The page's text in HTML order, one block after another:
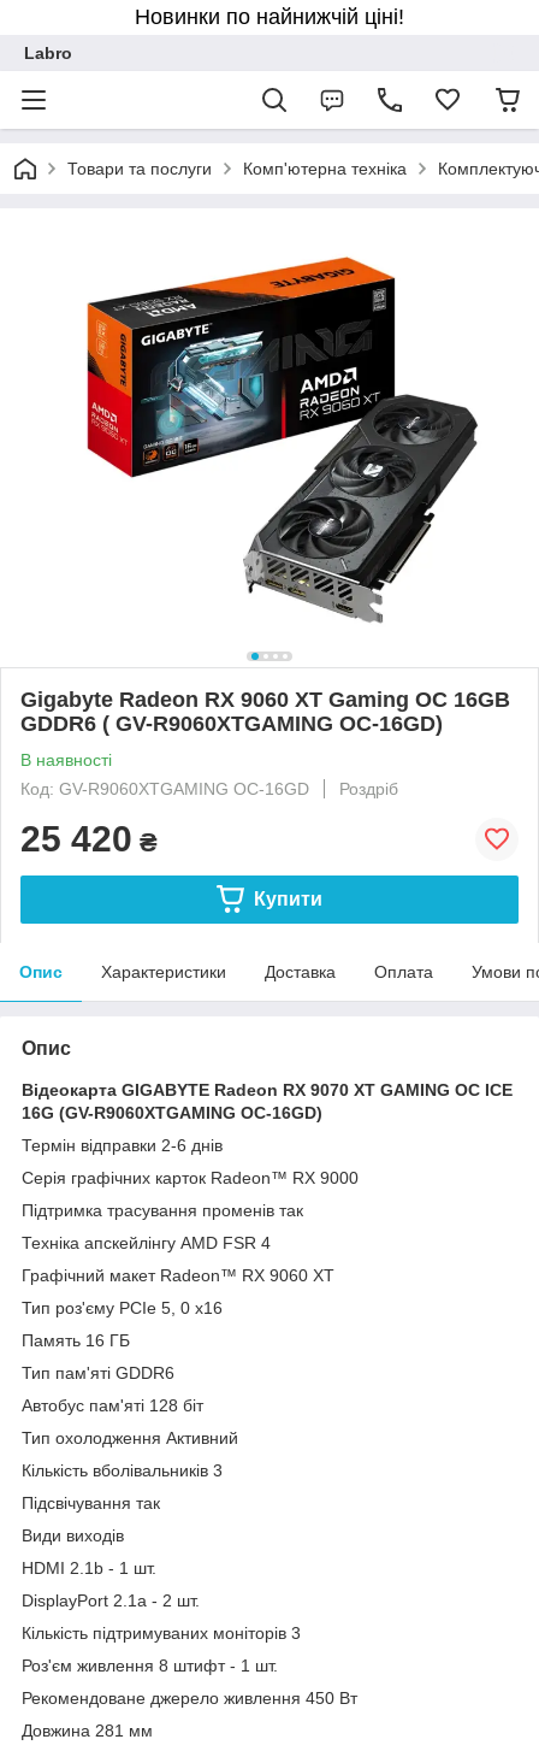
Новинки по найнижчій ціні!
Labro
Товари та послуги Комп'ютерна техніка
Gigabyte Radeon RX 9060 XT Gaming OC 16GB
GDDR6 ( GV-R9060XTGAMING OC-16GD)
В наявності
Код: GV-R9060XTGAMING OC-16GD
Роздріб
25 420 ₴
Купити
Опис Характеристики Доставка Оплата Умови
Опис
Відеокарта GIGABYTE Radeon RX 9070 XT GAMING OC ICE
16G (GV-R9060XTGAMING OC-16GD)
Термін відправки 2-6 днів
Серія графічних карток Radeon™ RX 9000
Підтримка трасування променів так
Техніка апскейлінгу AMD FSR 4
Графічний макет Radeon™ RX 9060 XT
Тип роз'єму PCIe 5, 0 x16
Память 16 ГБ
Тип пам'яті GDDR6
Автобус пам'яті 128 біт
Тип охолодження Активний
Кількість вболівальників 3
Підсвічування так
Види виходів
HDMI 2.1b - 1 шт.
DisplayPort 2.1a - 2 шт.
Кількість підтримуваних моніторів 3
Роз'єм живлення 8 штифт - 1 шт.
Рекомендоване джерело живлення 450 Вт
Довжина 281 мм